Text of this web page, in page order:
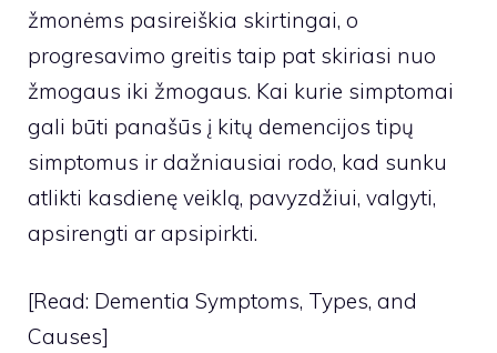
žmonėms pasireiškia skirtingai, o
progresavimo greitis taip pat skiriasi nuo
žmogaus iki žmogaus. Kai kurie simptomai
gali būti panašūs į kitų demencijos tipų
simptomus ir dažniausiai rodo, kad sunku
atlikti kasdienę veiklą, pavyzdžiui, valgyti,
apsirengti ar apsipirkti.
[Read: Dementia Symptoms, Types, and
Causes]